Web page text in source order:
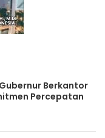
Berkantor
Percepatan